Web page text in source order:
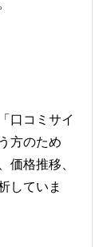
口コミサイ
方のため
価格推移、
していま